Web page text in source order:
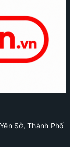
Sở, Thành Phố